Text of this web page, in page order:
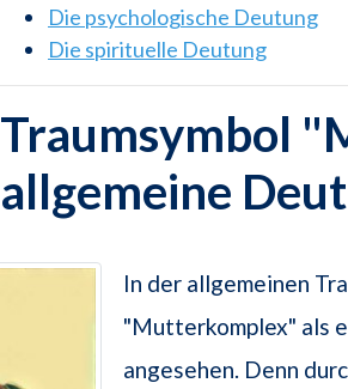
Die psychologische Deutung
Die spirituelle Deutung
Traumsymbol
allgemeine
In der allgemeinen
"Mutterkomplex" als
angesehen. Denn